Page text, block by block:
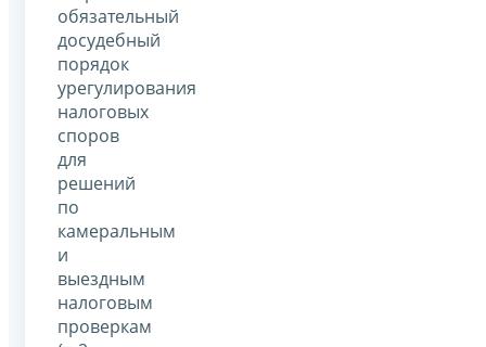
обязательный
досудебный
порядок
урегулирования
налоговых
споров
для
решений
по
камеральным
и
выездным
налоговым
проверкам